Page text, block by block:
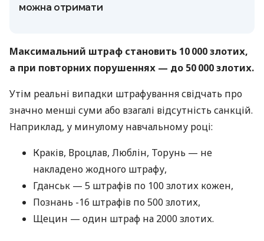
можна отримати
Максимальний штраф становить 10 000 злотих,
а при повторних порушеннях — до 50 000 злотих.
Утім реальні випадки штрафування свідчать про
значно менші суми або взагалі відсутність санкцій.
Наприклад, у минулому навчальному році:
Краків, Вроцлав, Люблін, Торунь — не
накладено жодного штрафу,
Гданськ — 5 штрафів по 100 злотих кожен,
Познань -16 штрафів по 500 злотих,
Щецин — один штраф на 2000 злотих.